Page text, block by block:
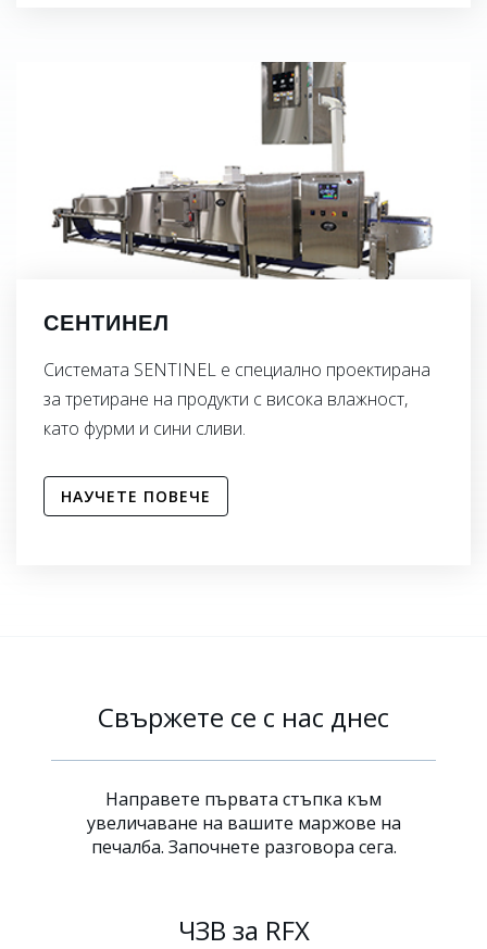
СЕНТИНЕЛ
Системата SENTINEL е специално проектирана
за третиране на продукти с висока влажност,
като фурми и сини сливи.
НАУЧЕТЕ ПОВЕЧЕ
Свържете се с нас днес
Направете първата стъпка към
увеличаване на вашите маржове на
печалба. Започнете разговора сега.
ЧЗВ за RFX